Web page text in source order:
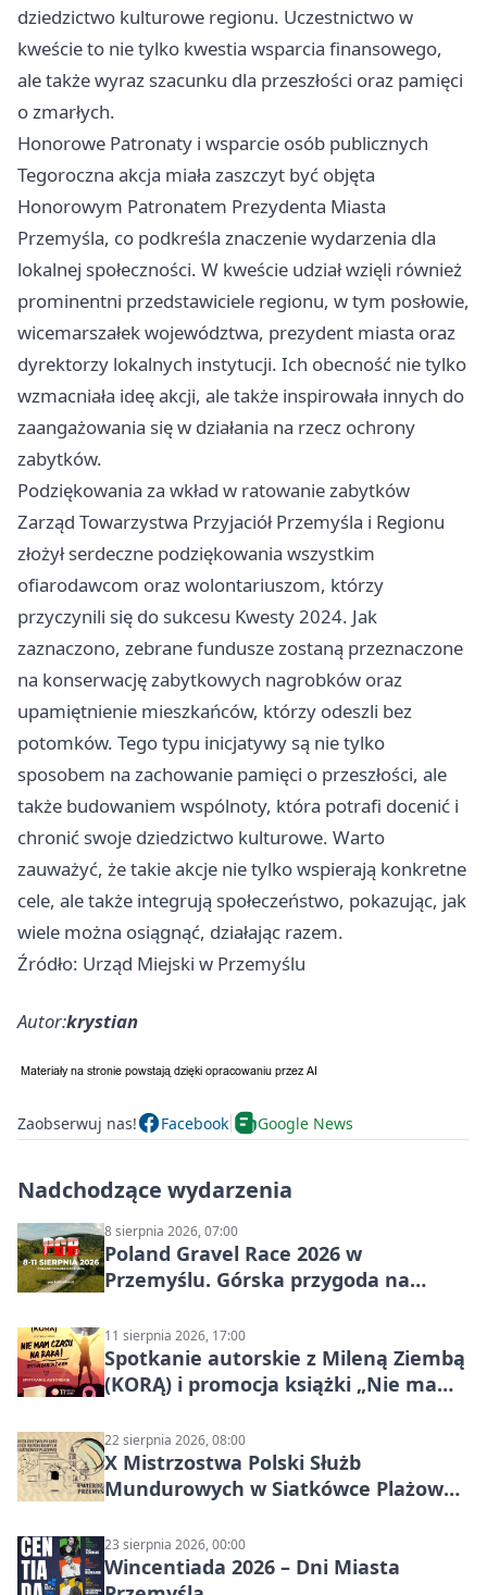
dziedzictwo kulturowe regionu. Uczestnictwo w
kweście to nie tylko kwestia wsparcia finansowego,
ale także wyraz szacunku dla przeszłości oraz pamięci
o zmarłych.
Honorowe Patronaty i wsparcie osób publicznych
Tegoroczna akcja miała zaszczyt być objęta
Honorowym Patronatem Prezydenta Miasta
Przemyśla, co podkreśla znaczenie wydarzenia dla
lokalnej społeczności. W kweście udział wzięli również
prominentni przedstawiciele regionu, w tym posłowie,
wicemarszałek województwa, prezydent miasta oraz
dyrektorzy lokalnych instytucji. Ich obecność nie tylko
wzmacniała ideę akcji, ale także inspirowała innych do
zaangażowania się w działania na rzecz ochrony
zabytków.
Podziękowania za wkład w ratowanie zabytków
Zarząd Towarzystwa Przyjaciół Przemyśla i Regionu
złożył serdeczne podziękowania wszystkim
ofiarodawcom oraz wolontariuszom, którzy
przyczynili się do sukcesu Kwesty 2024. Jak
zaznaczono, zebrane fundusze zostaną przeznaczone
na konserwację zabytkowych nagrobków oraz
upamiętnienie mieszkańców, którzy odeszli bez
potomków. Tego typu inicjatywy są nie tylko
sposobem na zachowanie pamięci o przeszłości, ale
także budowaniem wspólnoty, która potrafi docenić i
chronić swoje dziedzictwo kulturowe. Warto
zauważyć, że takie akcje nie tylko wspierają konkretne
cele, ale także integrują społeczeństwo, pokazując, jak
wiele można osiągnąć, działając razem.
Źródło: Urząd Miejski w Przemyślu
Autor:krystian
Zaobserwuj nas! Facebook Google News
Nadchodzące wydarzenia
8 sierpnia 2026, 07:00
Poland Gravel Race 2026 w
Przemyślu. Górska przygoda na
11 sierpnia 2026, 17:00
Spotkanie autorskie z Mileną Ziembą
(KORĄ) i promocja książki „Nie mam
22 sierpnia 2026, 08:00
X Mistrzostwa Polski Służb
Mundurowych w Siatkówce Plażowej
23 sierpnia 2026, 00:00
Wincentiada 2026 – Dni Miasta